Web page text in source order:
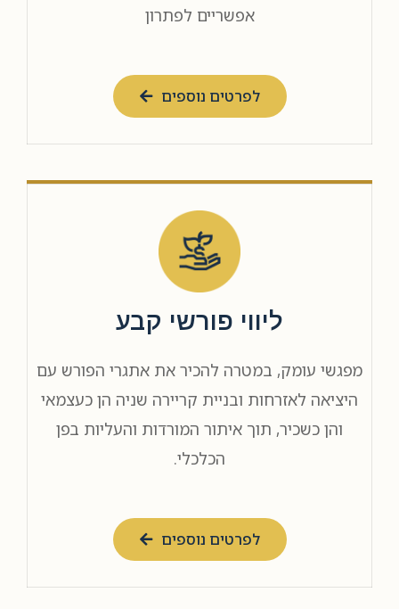
אפשריים לפתרון
לפרטים נוספים
ליווי פורשי קבע
מפגשי עומק, במטרה להכיר את אתגרי הפורש עם
היציאה לאזרחות ובניית קריירה שניה הן כעצמאי
והן כשכיר, תוך איתור המורדות והעליות בפן
הכלכלי.
לפרטים נוספים